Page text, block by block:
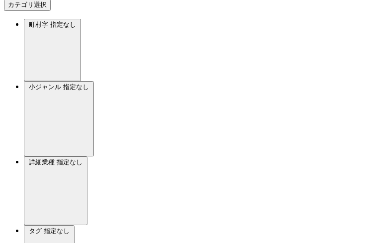
カテゴリ選択
町村字 指定なし
小ジャンル 指定なし
詳細業種 指定なし
タグ 指定なし